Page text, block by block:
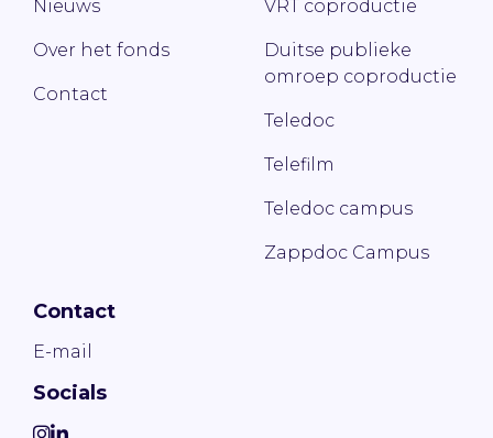
Nieuws
Over het fonds
Contact
VRT coproductie
Duitse publieke
omroep coproductie
Teledoc
Telefilm
Teledoc campus
Zappdoc Campus
Contact
E-mail
Socials